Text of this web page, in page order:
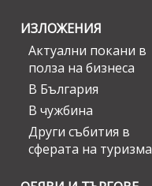
ИЗЛОЖЕНИЯ
Актуални покани в
полза на бизнеса
В България
В чужбина
Други събития в
сферата на туризма